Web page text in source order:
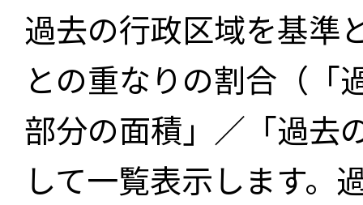
過去の行政区域を基準
との重なりの割合（「
部分の面積」／「過去
して一覧表示します。